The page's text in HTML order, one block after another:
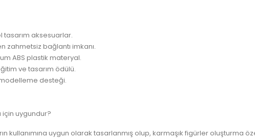
tasarım aksesuarlar.
zahmetsiz bağlantı imkanı.
ABS plastik materyal.
ve tasarım ödülü.
desteği.
uygundur?
kullanımına uygun olarak tasarlanmış olup, karmaşık figürler oluşturma